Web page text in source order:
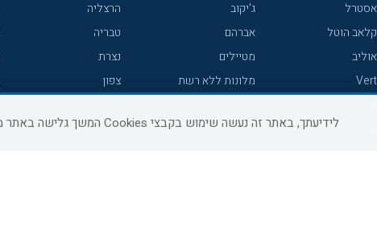
אסטרל
קלאב הוטל
אוליב
Vert
ג'יקוב
אברהם
מטיילים
מלונות ללא רשת
קראון פלאזה
הרצליה
טבריה
נצרת
צפון
נתניה
לידיעתך, באתר זה נעשה שימוש בקבצי Cookies המשך גלישה באתר מהווה הסכמה לשימוש זה, למידע נוסף ניתן לעיין